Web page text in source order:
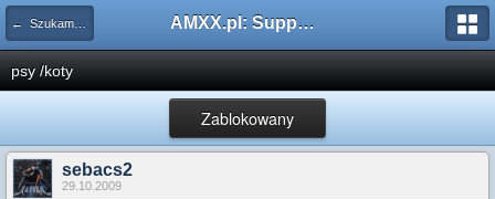
← Szukam pluginu AMXX.pl: Support AMX Mod X i SourceMod
psy /koty
Zablokowany
sebacs2
29.10.2009